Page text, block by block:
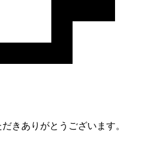
きありがとうございます。